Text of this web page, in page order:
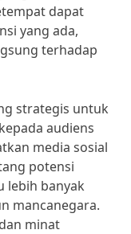
dapat
yang ada,
terhadap
strategis untuk
audiens
media sosial
potensi
lebih banyak
mancanegara.
minat